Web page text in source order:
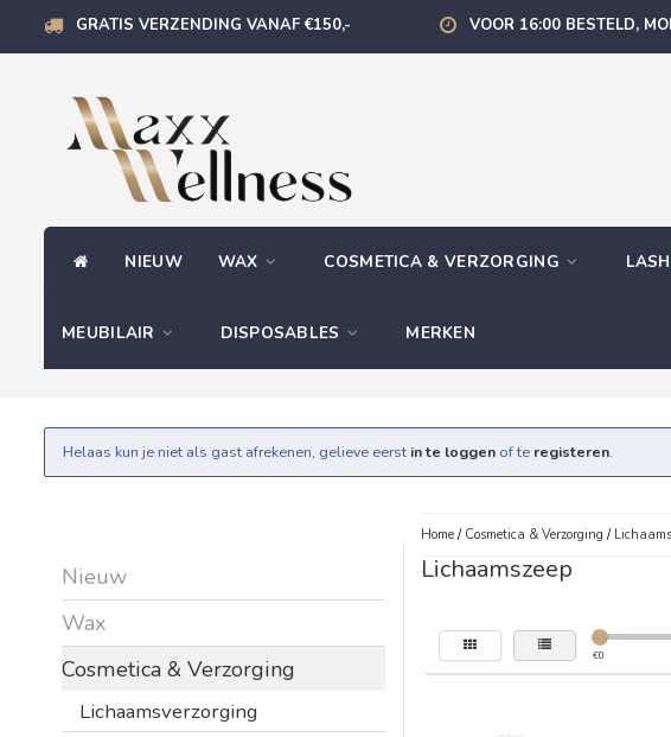
GRATIS VERZENDING VANAF €150,- VOOR 16:00 BESTELD,
NIEUW WAX COSMETICA & VERZORGING
MEUBILAIR DISPOSABLES MERKEN
Helaas kun je niet als gast afrekenen, gelieve eerst in te loggen of te registeren.
Nieuw
Wax
Cosmetica & Verzorging
Lichaamsverzorging
Home/ Cosmetica & Verzorging /
Lichaamszeep
€0